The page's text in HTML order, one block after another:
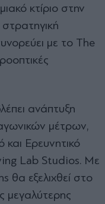
κτίριο στην
με το The
ανάπτυξη
μέτρων,
Ερευνητικό
Lab Studios. Με
θα εξελιχθεί στο
μεγαλύτερης